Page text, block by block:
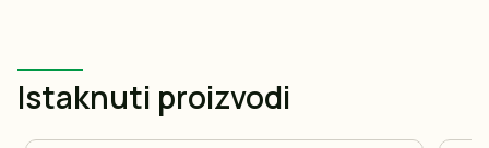
Istaknuti proizvodi